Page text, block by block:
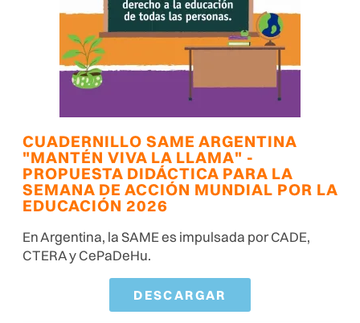
CUADERNILLO SAME ARGENTINA
"MANTÉN VIVA LA LLAMA" -
PROPUESTA DIDÁCTICA PARA LA
SEMANA DE ACCIÓN MUNDIAL POR LA
EDUCACIÓN 2026
En Argentina, la SAME es impulsada por CADE,
CTERA y CePaDeHu.
DESCARGAR